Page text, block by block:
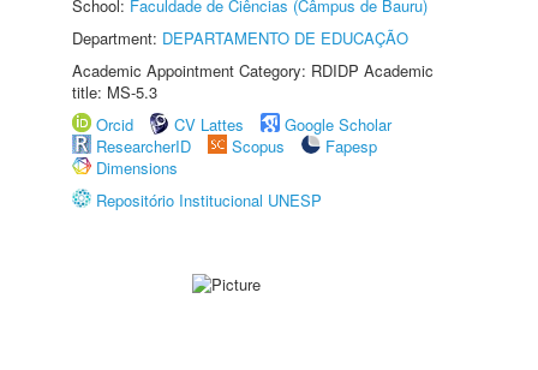
School: Faculdade de Ciências (Câmpus de Bauru)
Department: DEPARTAMENTO DE EDUCAÇÃO
Academic Appointment Category: RDIDP Academic
title: MS-5.3
Orcid
CV Lattes
Google Scholar
ResearcherID
Scopus
Fapesp
Dimensions
Repositório Institucional UNESP